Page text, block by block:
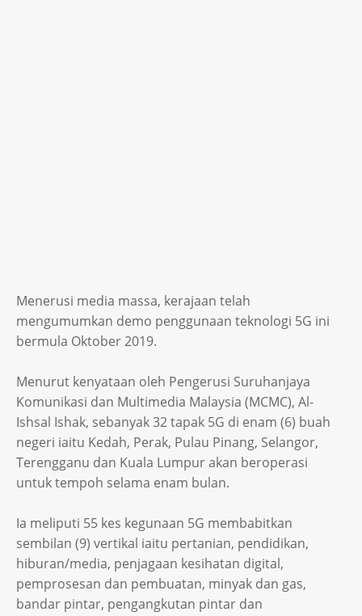
Menerusi media massa, kerajaan telah
mengumumkan demo penggunaan teknologi 5G ini
bermula Oktober 2019.
Menurut kenyataan oleh Pengerusi Suruhanjaya
Komunikasi dan Multimedia Malaysia (MCMC), Al-
Ishsal Ishak, sebanyak 32 tapak 5G di enam (6) buah
negeri iaitu Kedah, Perak, Pulau Pinang, Selangor,
Terengganu dan Kuala Lumpur akan beroperasi
untuk tempoh selama enam bulan.
Ia meliputi 55 kes kegunaan 5G membabitkan
sembilan (9) vertikal iaitu pertanian, pendidikan,
hiburan/media, penjagaan kesihatan digital,
pemprosesan dan pembuatan, minyak dan gas,
bandar pintar, pengangkutan pintar dan